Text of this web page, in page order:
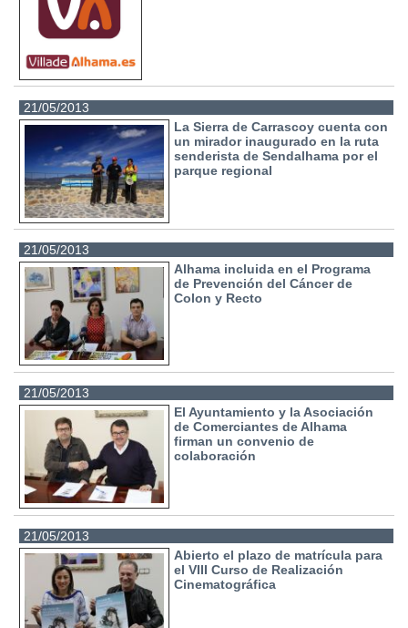
21/05/2013
La Sierra de Carrascoy cuenta con
un mirador inaugurado en la ruta
senderista de Sendalhama por el
parque regional
21/05/2013
Alhama incluida en el Programa
de Prevención del Cáncer de
Colon y Recto
21/05/2013
El Ayuntamiento y la Asociación
de Comerciantes de Alhama
firman un convenio de
colaboración
21/05/2013
Abierto el plazo de matrícula para
el VIII Curso de Realización
Cinematográfica